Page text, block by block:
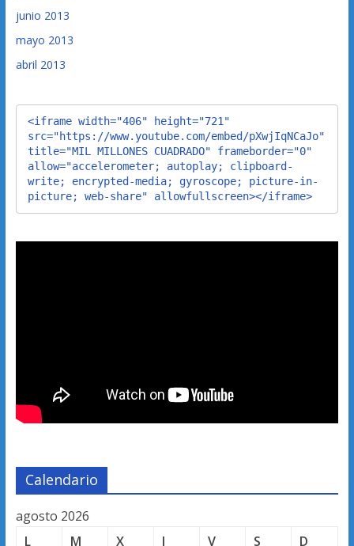
junio 2013
mayo 2013
abril 2013
<iframe width="406" height="721"
src="https://www.youtube.com/embed/pXwjIqNCaJo"
title="MIL MILLONES CUADRADO" frameborder="0"
allow="accelerometer; autoplay; clipboard-
write; encrypted-media; gyroscope; picture-in-
picture; web-share" allowfullscreen></iframe>
Calendario
agosto 2026
L
M X J V S D